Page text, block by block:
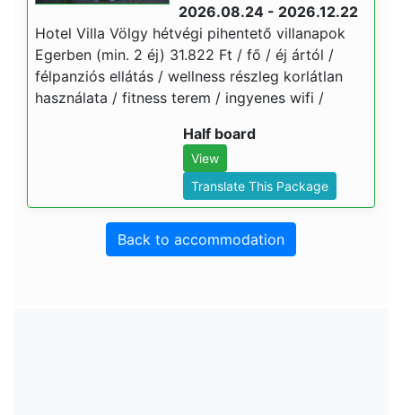
2026.08.24 - 2026.12.22
Hotel Villa Völgy hétvégi pihentető villanapok
Egerben (min. 2 éj) 31.822 Ft / fő / éj ártól /
félpanziós ellátás / wellness részleg korlátlan
használata / fitness terem / ingyenes wifi /
Half board
View
Translate This Package
Back to accommodation